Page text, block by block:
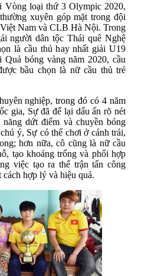
Vòng loại thứ 3 Olympic 2020,
xuyên góp mặt trong đội
Nam và CLB Hà Nội. Trong
người dân tộc Thái quê Nghệ
là cầu thủ hay nhất giải U19
bóng vàng năm 2020, cầu
bầu chọn là nữ cầu thủ trẻ
nghiệp, trong đó có 4 năm
gia, Sự đã để lại dấu ấn rõ nét
dứt điểm và chuyền bóng
ý, Sự có thể chơi ở cánh trái,
hơn nữa, cô cũng là nữ cầu
tạo khoảng trống và phối hợp
việc tạo ra thế trận tấn công
hợp lý và hiệu quả.